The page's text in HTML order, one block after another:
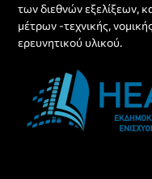
των διεθνών
μέτρων -τεχνικής,
ερευνητικού υλικού.